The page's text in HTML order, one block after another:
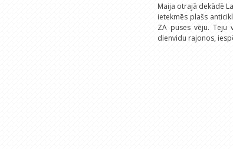
Maija otrajā dekādē
ietekmēs plašs
ZA puses vēju. Teju
dienvidu rajonos,